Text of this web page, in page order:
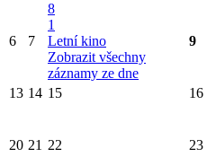
6 7
8
1
Letní kino
Zobrazit všechny
záznamy ze dne
9
13 14 15 16
20 21 22 23